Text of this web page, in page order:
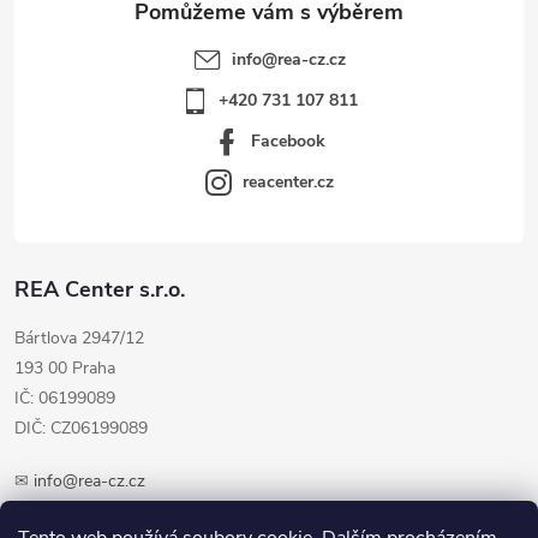
REA Center s.r.o.
Bártlova 2947/12
193 00 Praha
IČ: 06199089
DIČ: CZ06199089
✉ info@rea-cz.cz
info@rea-cz.cz
+420 731 107 811
Facebook
reacenter.cz